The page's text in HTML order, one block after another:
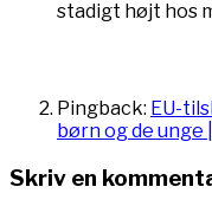
stadigt højt hos
Pingback: EU-
børn og de unge
Skriv en